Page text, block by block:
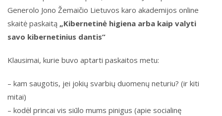
Generolo Jono Žemaičio Lietuvos karo akademijos online
skaitė paskaitą „Kibernetinė higiena arba kaip valyti
savo kibernetinius dantis”
Klausimai, kurie buvo aptarti paskaitos metu:
– kam saugotis, jei jokių svarbių duomenų neturiu? (ir kiti
mitai)
– kodėl princai vis siūlo mums pinigus (apie socialinę